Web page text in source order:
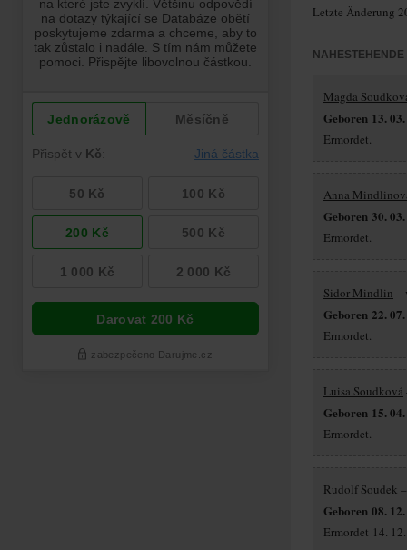
Letzte Änderung
Magda
Geboren 13.
Ermordet.
Anna
Geboren 30.
Ermordet.
Sidor Mindlin –
Geboren 22.
Ermordet.
Luisa Soudková
Geboren 15.
Ermordet.
Rudolf Soudek
Geboren 08.
Ermordet 14.